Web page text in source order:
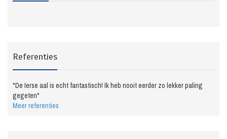
Referenties
"De Ierse aal is echt fantastisch! Ik heb nooit eerder zo lekker paling
gegeten"
Meer referenties